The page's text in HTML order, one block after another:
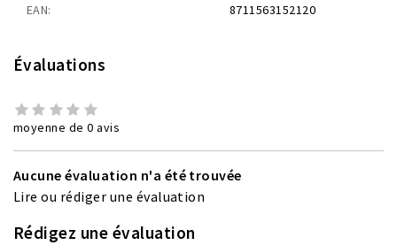
EAN:
8711563152120
Évaluations
moyenne de 0 avis
Aucune évaluation n'a été trouvée
Lire ou rédiger une évaluation
Rédigez une évaluation